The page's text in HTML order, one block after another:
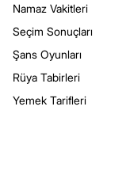
Namaz Vakitleri
Seçim Sonuçları
Şans Oyunları
Rüya Tabirleri
Yemek Tarifleri